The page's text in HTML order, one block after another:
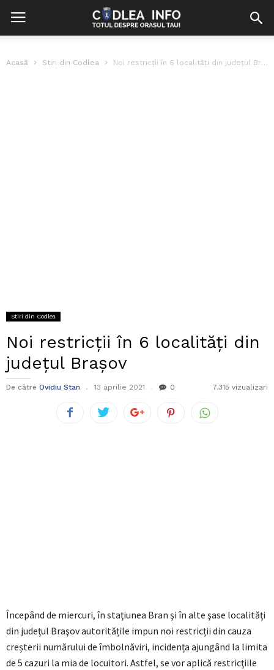
Acasă Stiri din Codlea Noi restricții în 6 localități din județul Brașov
Stiri din Codlea
Noi restricții în 6 localități din
județul Brașov
De către Ovidiu Stan 13 aprilie 2021 0 7.315 vizualizari
Începând de miercuri, în staţiunea Bran şi în alte şase localităţi
din judeţul Braşov autoritățile impun noi restricții din cauza
creșterii numărului de îmbolnăviri, incidența ajungând la limita
de 5 cazuri la mia de locuitori. Astfel, se vor aplică restricţiile